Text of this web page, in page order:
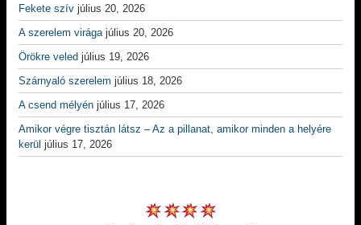
Fekete szív július 20, 2026
A szerelem virága július 20, 2026
Örökre veled július 19, 2026
Szárnyaló szerelem július 18, 2026
A csend mélyén július 17, 2026
Amikor végre tisztán látsz – Az a pillanat, amikor minden a helyére
kerül július 17, 2026